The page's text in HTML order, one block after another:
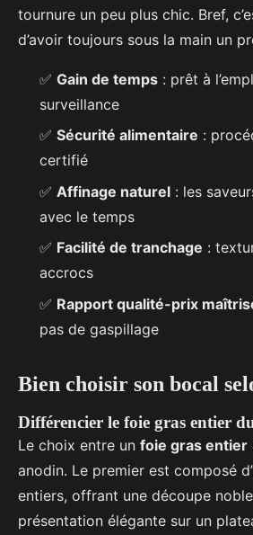
tournure un peu plus chic. Bref,
d’avoir toujours sous la main un
✅ Gain de temps : prêt à
surveillance
✅ Sécurité alimentaire :
certifié
✅ Affinage naturel : les
avec le temps
✅ Facilité de tranchage :
accrocs
✅ Rapport qualité-prix
pas de gaspillage
Bien choisir son bocal
Différencier le foie gras entier
Le choix entre un foie gras entier
anodin. Le premier est composé
entiers, offrant une découpe
présentation élégante sur un